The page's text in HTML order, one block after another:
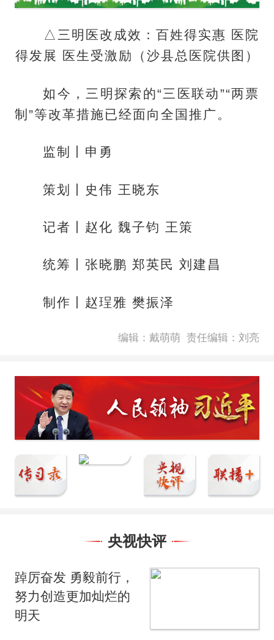
△三明医改成效：百姓得实惠 医院
得发展 医生受激励（沙县总医院供图）
如今，三明探索的“三医联动”“两票
制”等改革措施已经面向全国推广。
监制丨申勇
策划丨史伟 王晓东
记者丨赵化 魏子钧 王策
统筹丨张晓鹏 郑英民 刘建昌
制作丨赵珵雅 樊振泽
编辑：戴萌萌 责任编辑：刘亮
央视快评
踔厉奋发 勇毅前行，
努力创造更加灿烂的
明天